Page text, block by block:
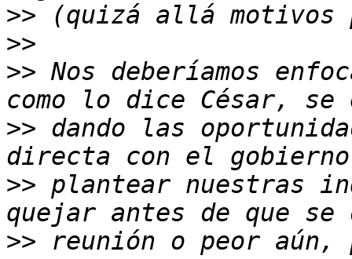
>>
>>
>> Nos deberíamos
>> dando las
>> plantear nuestras
>> reunión o peor aún,